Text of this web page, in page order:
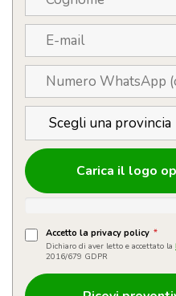
Carica il logo
Accetto la privacy policy *
Dichiaro di aver letto e accettato la
2016/679 GDPR